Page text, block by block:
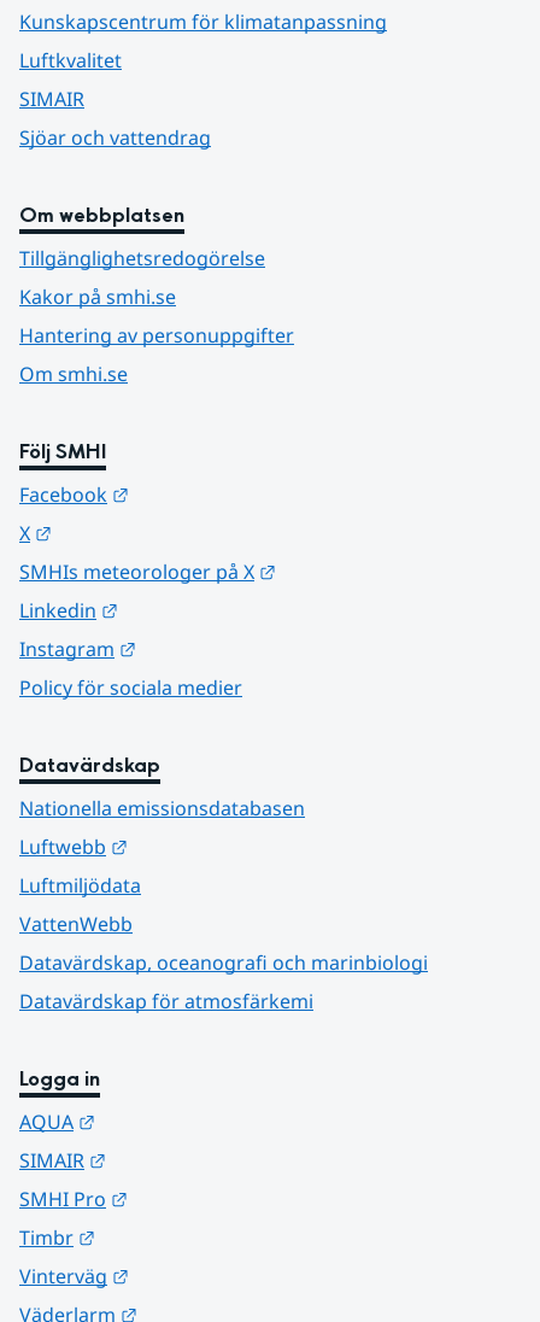
Kunskapscentrum för klimatanpassning
Luftkvalitet
SIMAIR
Sjöar och vattendrag
Om webbplatsen
Tillgänglighetsredogörelse
Kakor på smhi.se
Hantering av personuppgifter
Om smhi.se
Följ SMHI
Facebook
X
SMHIs meteorologer på X
Linkedin
Instagram
Policy för sociala medier
Datavärdskap
Nationella emissionsdatabasen
Luftwebb
Luftmiljödata
VattenWebb
Datavärdskap, oceanografi och marinbiologi
Datavärdskap för atmosfärkemi
Logga in
AQUA
SIMAIR
SMHI Pro
Timbr
Vinterväg
Väderlarm